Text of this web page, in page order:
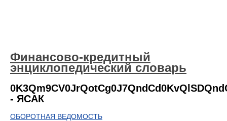
Финансово-кредитный
энциклопедический словарь
- ЯСАК
ОБОРОТНАЯ ВЕДОМОСТЬ